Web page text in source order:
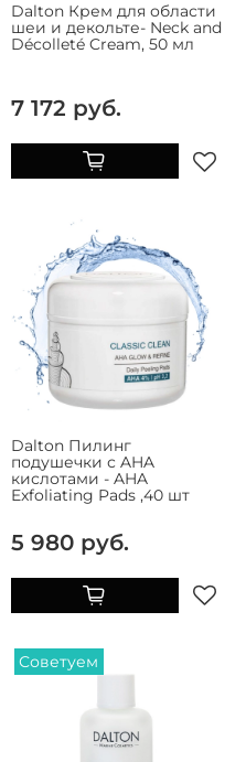
Dalton Крем для области
шеи и декольте- Neck and
Décolleté Cream, 50 мл
7 172 руб.
Dalton Пилинг
подушечки с AHA
кислотами - AHA
Exfoliating Pads ,40 шт
5 980 руб.
Советуем